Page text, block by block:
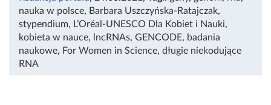
nauka w polsce, Barbara Uszczyńska-Ratajczak,
stypendium, L’Oréal-UNESCO Dla Kobiet i Nauki,
kobieta w nauce, lncRNAs, GENCODE, badania
naukowe, For Women in Science, długie niekodujące
RNA